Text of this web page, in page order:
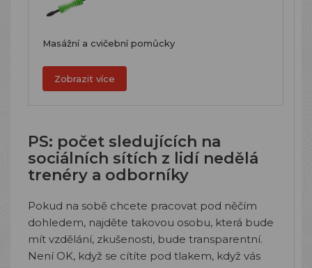
Masážní a cvičební pomůcky
Zobrazit více
PS: počet sledujících na
sociálních sítích z lidí nedělá
trenéry a odborníky
Pokud na sobě chcete pracovat pod něčím
dohledem, najděte takovou osobu, která bude
mít vzdělání, zkušenosti, bude transparentní.
Není OK, když se cítíte pod tlakem, když vás